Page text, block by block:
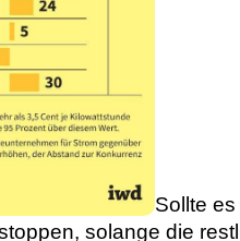
Sollte
solange die